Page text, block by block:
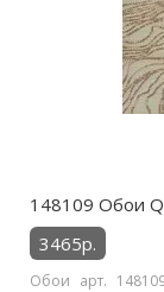
148109 Обои
3465р.
Обои арт.